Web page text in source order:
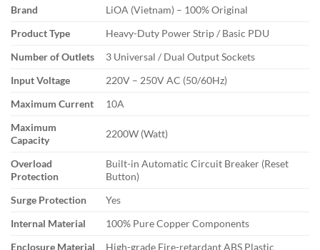
Brand
LiOA (Vietnam) – 100% Original
Product Type
Heavy-Duty Power Strip / Basic PDU
Number of Outlets
3 Universal / Dual Output Sockets
Input Voltage
220V – 250V AC (50/60Hz)
Maximum Current
10A
Maximum
Capacity
2200W (Watt)
Overload
Protection
Built-in Automatic Circuit Breaker (Reset
Button)
Surge Protection
Yes
Internal Material
100% Pure Copper Components
Enclosure Material
High-grade Fire-retardant ABS Plastic